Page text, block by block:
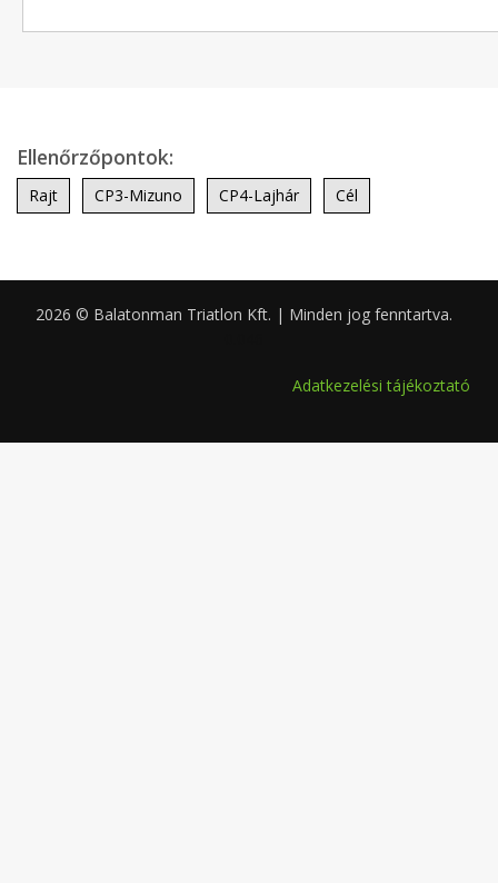
Ellenőrzőpontok:
Rajt CP3-Mizuno CP4-Lajhár Cél
2026 © Balatonman Triatlon Kft. | Minden jog fenntartva.
Adatkezelési tájékoztató